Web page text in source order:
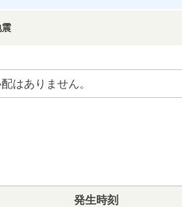
震
はありません。
発生時刻